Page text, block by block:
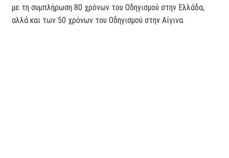
με τη συμπλήρωση 80 χρόνων του Οδηγισμού στην Ελλάδα,
αλλά και των 50 χρόνων του Οδηγισμού στην Αίγινα.